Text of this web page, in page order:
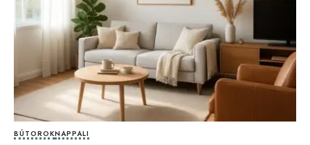
BÚTOROKNAPPALI